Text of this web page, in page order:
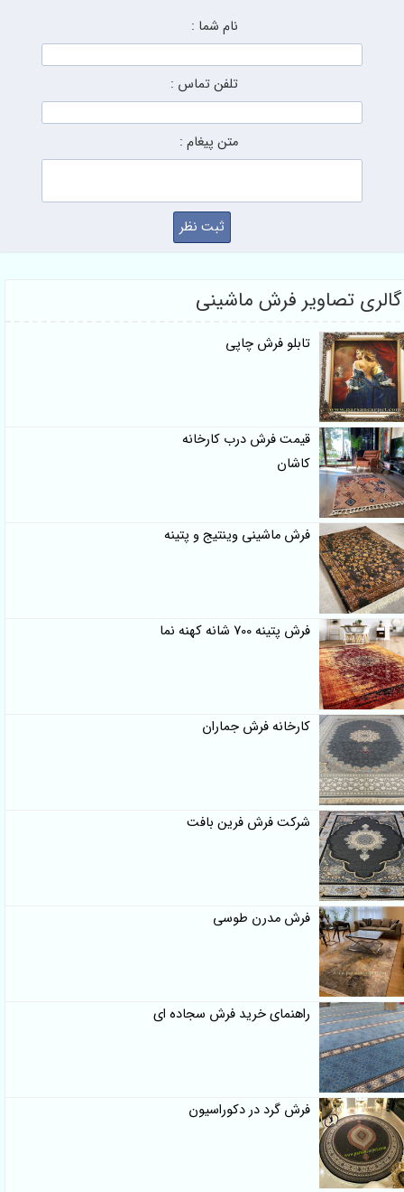
نام شما :
تلفن تماس :
متن پیغام :
تصاویر فرش ماشینی
تابلو فرش چاپی
قیمت فرش درب کارخانه
کاشان
فرش ماشینی وینتیج و پتینه
فرش پتینه 700 شانه کهنه نما
کارخانه فرش جماران
شرکت فرش فرین بافت
فرش مدرن طوسی
راهنمای خرید فرش سجاده ای
فرش گرد در دکوراسیون